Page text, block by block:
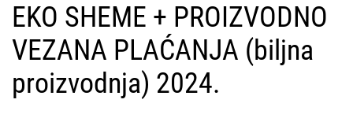
EKO SHEME + PROIZVODNO
VEZANA PLAĆANJA (biljna
proizvodnja) 2024.